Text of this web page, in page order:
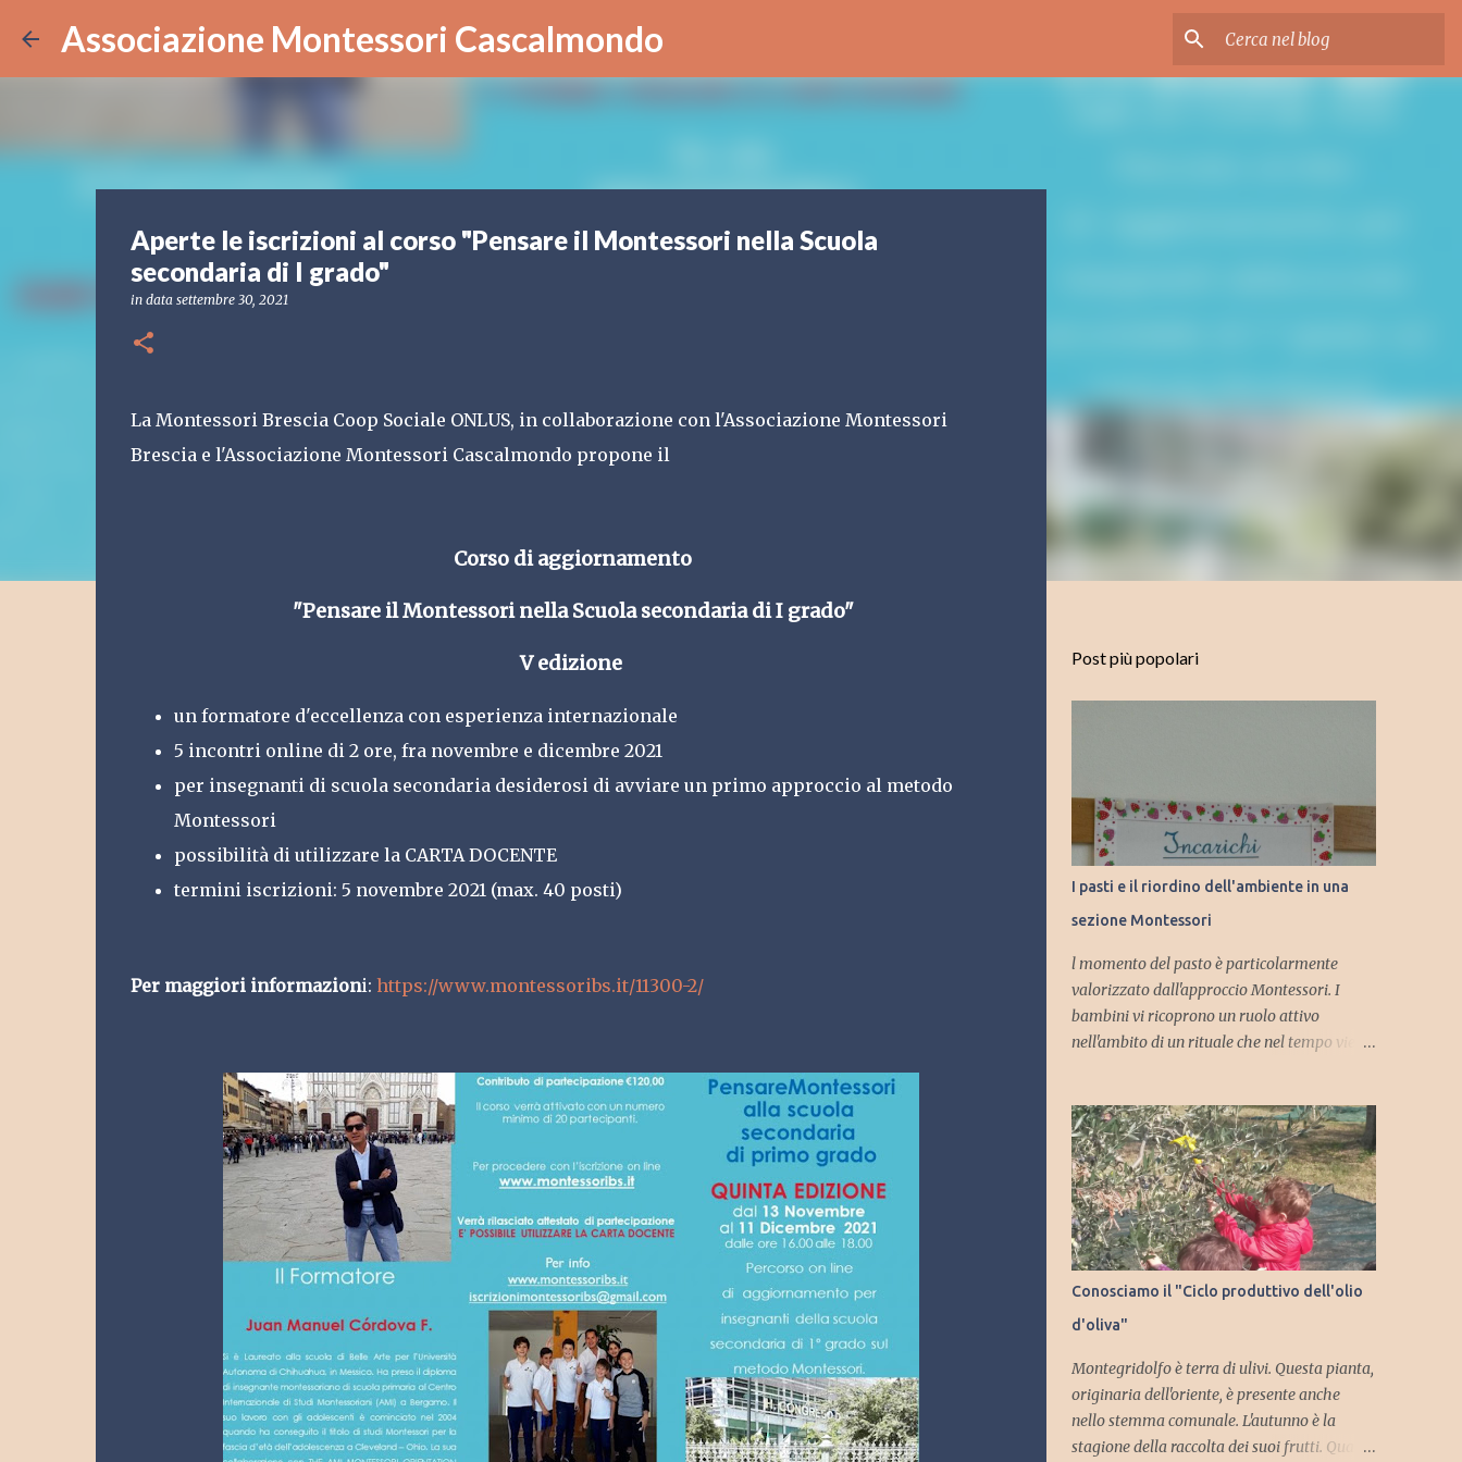
Passa ai contenuti principali
Associazione Montessori Cascalmondo
Aperte le iscrizioni al corso "Pensare il Montessori nella Scuola
secondaria di I grado"
in data settembre 30, 2021
La Montessori Brescia Coop Sociale ONLUS, in collaborazione con l'Associazione Montessori
Brescia e l'Associazione Montessori Cascalmondo propone il
Corso di aggiornamento
"Pensare il Montessori nella Scuola secondaria di I grado"
V edizione
un formatore d'eccellenza con esperienza internazionale
5 incontri online di 2 ore, fra novembre e dicembre 2021
per insegnanti di scuola secondaria desiderosi di avviare un primo approccio al metodo
Montessori
possibilità di utilizzare la CARTA DOCENTE
termini iscrizioni: 5 novembre 2021 (max. 40 posti)
Per maggiori informazioni: https://www.montessoribs.it/11300-2/
Post più popolari
I pasti e il riordino dell'ambiente in una
sezione Montessori
l momento del pasto è particolarmente
valorizzato dall'approccio Montessori. I
bambini vi ricoprono un ruolo attivo
nell'ambito di un rituale che nel tempo viene
ispirazione montessoriana della scuola dell'
infanzia di Trebbio. Ogni lunedì si stabilisce
chi saranno i camerieri per l'intera
settimana. I bambini si offrono
volontariamente. Come è facile immaginare
alcuni di loro vorrebbero ricoprire sempre
questo ruolo, mentre altri sono più restii e
vengono incoraggiati dalle insegnanti così
da permettere che ci sia una rotazione e che
tabellone degli incarichi Sia la colazione che
il pranzo vengono allestiti in sezione. Per la
Conosciamo il "Ciclo produttivo dell'olio
d'oliva"
Montegridolfo è terra di ulivi. Questa pianta,
originaria dell'oriente, è presente anche
nello stemma comunale. L'autunno è la
stagione della raccolta dei suoi frutti. Quale